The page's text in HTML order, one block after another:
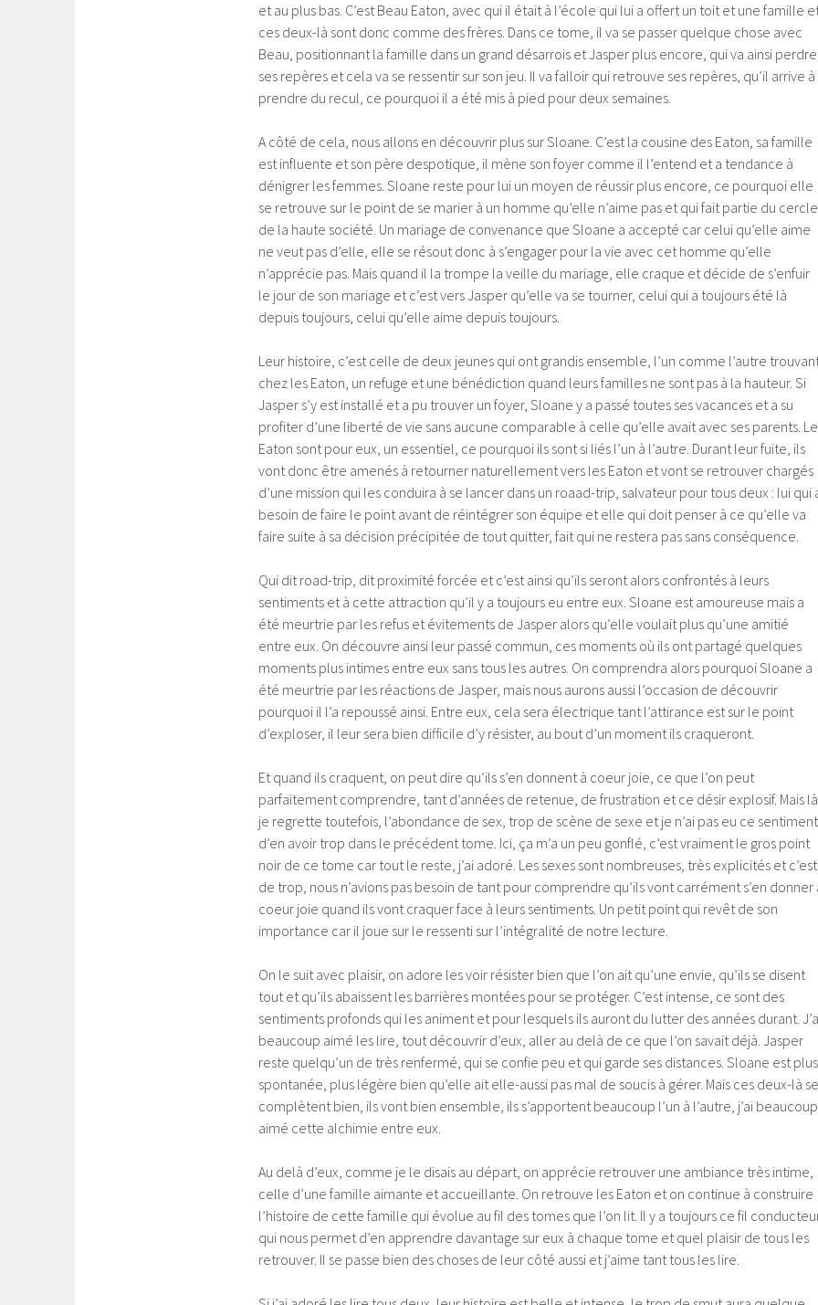
et au plus bas. C’est Beau Eaton, avec qui il était à l’école qui lui a offert un toit et une famille
ces deux-là sont donc comme des frères. Dans ce tome, il va se passer quelque chose avec
Beau, positionnant la famille dans un grand désarrois et Jasper plus encore, qui va ainsi perdre
ses repères et cela va se ressentir sur son jeu. Il va falloir qui retrouve ses repères, qu’il arrive à
prendre du recul, ce pourquoi il a été mis à pied pour deux semaines.
A côté de cela, nous allons en découvrir plus sur Sloane. C’est la cousine des Eaton, sa famille
est influente et son père despotique, il mène son foyer comme il l’entend et a tendance à
dénigrer les femmes. Sloane reste pour lui un moyen de réussir plus encore, ce pourquoi elle
se retrouve sur le point de se marier à un homme qu’elle n’aime pas et qui fait partie du cercle
de la haute société. Un mariage de convenance que Sloane a accepté car celui qu’elle aime
ne veut pas d’elle, elle se résout donc à s’engager pour la vie avec cet homme qu’elle
n’apprécie pas. Mais quand il la trompe la veille du mariage, elle craque et décide de s’enfuir
le jour de son mariage et c’est vers Jasper qu’elle va se tourner, celui qui a toujours été là
depuis toujours, celui qu’elle aime depuis toujours.
Leur histoire, c’est celle de deux jeunes qui ont grandis ensemble, l’un comme l’autre
chez les Eaton, un refuge et une bénédiction quand leurs familles ne sont pas à la hauteur. Si
Jasper s’y est installé et a pu trouver un foyer, Sloane y a passé toutes ses vacances et a su
profiter d’une liberté de vie sans aucune comparable à celle qu’elle avait avec ses parents.
Eaton sont pour eux, un essentiel, ce pourquoi ils sont si liés l’un à l’autre. Durant leur fuite, ils
vont donc être amenés à retourner naturellement vers les Eaton et vont se retrouver chargés
d’une mission qui les conduira à se lancer dans un roaad-trip, salvateur pour tous deux : lui qui
besoin de faire le point avant de réintégrer son équipe et elle qui doit penser à ce qu’elle va
faire suite à sa décision précipitée de tout quitter, fait qui ne restera pas sans conséquence.
Qui dit road-trip, dit proximité forcée et c’est ainsi qu’ils seront alors confrontés à leurs
sentiments et à cette attraction qu’il y a toujours eu entre eux. Sloane est amoureuse mais a
été meurtrie par les refus et évitements de Jasper alors qu’elle voulait plus qu’une amitié
entre eux. On découvre ainsi leur passé commun, ces moments où ils ont partagé quelques
moments plus intimes entre eux sans tous les autres. On comprendra alors pourquoi Sloane a
été meurtrie par les réactions de Jasper, mais nous aurons aussi l’occasion de découvrir
pourquoi il l’a repoussé ainsi. Entre eux, cela sera électrique tant l’attirance est sur le point
d’exploser, il leur sera bien difficile d’y résister, au bout d’un moment ils craqueront.
Et quand ils craquent, on peut dire qu’ils s’en donnent à coeur joie, ce que l’on peut
parfaitement comprendre, tant d’années de retenue, de frustration et ce désir explosif. Mais là
je regrette toutefois, l’abondance de sex, trop de scène de sexe et je n’ai pas eu ce sentiment
d’en avoir trop dans le précédent tome. Ici, ça m’a un peu gonflé, c’est vraiment le gros point
noir de ce tome car tout le reste, j’ai adoré. Les sexes sont nombreuses, très explicités et c’est
de trop, nous n’avions pas besoin de tant pour comprendre qu’ils vont carrément s’en donner
coeur joie quand ils vont craquer face à leurs sentiments. Un petit point qui revêt de son
importance car il joue sur le ressenti sur l’intégralité de notre lecture.
On le suit avec plaisir, on adore les voir résister bien que l’on ait qu’une envie, qu’ils se disent
tout et qu’ils abaissent les barrières montées pour se protéger. C’est intense, ce sont des
sentiments profonds qui les animent et pour lesquels ils auront du lutter des années durant.
beaucoup aimé les lire, tout découvrir d’eux, aller au delà de ce que l’on savait déjà. Jasper
reste quelqu’un de très renfermé, qui se confie peu et qui garde ses distances. Sloane est plus
spontanée, plus légère bien qu’elle ait elle-aussi pas mal de soucis à gérer. Mais ces deux-là se
complètent bien, ils vont bien ensemble, ils s’apportent beaucoup l’un à l’autre, j’ai beaucoup
aimé cette alchimie entre eux.
Au delà d’eux, comme je le disais au départ, on apprécie retrouver une ambiance très intime,
celle d’une famille aimante et accueillante. On retrouve les Eaton et on continue à construire
l’histoire de cette famille qui évolue au fil des tomes que l’on lit. Il y a toujours ce fil
qui nous permet d’en apprendre davantage sur eux à chaque tome et quel plaisir de tous les
retrouver. Il se passe bien des choses de leur côté aussi et j’aime tant tous les lire.